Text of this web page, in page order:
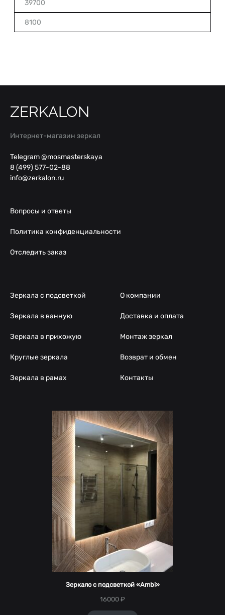
ZERKALON
Интернет-магазин зеркал
Telegram @mosmasterskaya
8 (499) 577-02-88
info@zerkalon.ru
Вопросы и ответы
Политика конфиденциальности
Отследить заказ
Зеркала с подсветкой
Зеркала в ванную
Зеркала в прихожую
Круглые зеркала
Зеркала в рамах
О компании
Доставка и оплата
Монтаж зеркал
Возврат и обмен
Контакты
Зеркало с подсветкой «Ambi»
16000 ₽